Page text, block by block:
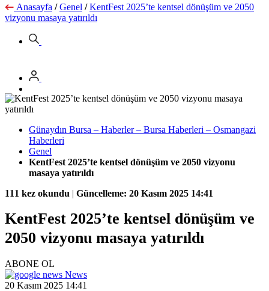
Anasayfa / Genel / KentFest 2025’te kentsel dönüşüm ve 2050
vizyonu masaya yatırıldı
Günaydın Bursa – Haberler – Bursa Haberleri – Osmangazi
Haberleri
Genel
KentFest 2025’te kentsel dönüşüm ve 2050 vizyonu
masaya yatırıldı
111 kez okundu | Güncelleme: 20 Kasım 2025 14:41
KentFest 2025’te kentsel dönüşüm ve
2050 vizyonu masaya yatırıldı
ABONE OL
News
20 Kasım 2025 14:41